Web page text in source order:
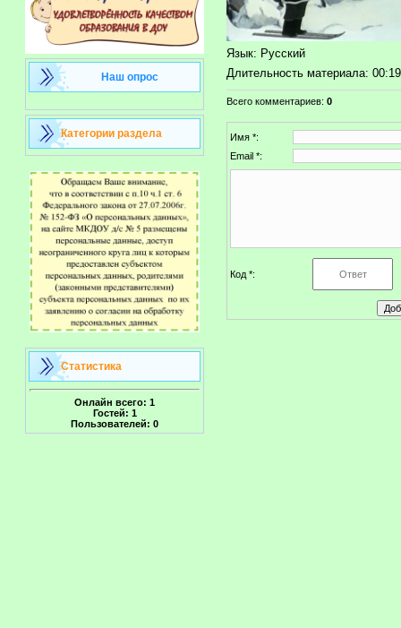
Наш опрос
Категории раздела
Статистика
Онлайн всего: 1
Гостей: 1
Пользователей: 0
Язык: Русский
Длительность материала:
Всего комментариев: 0
Имя *:
Email *:
Код *: